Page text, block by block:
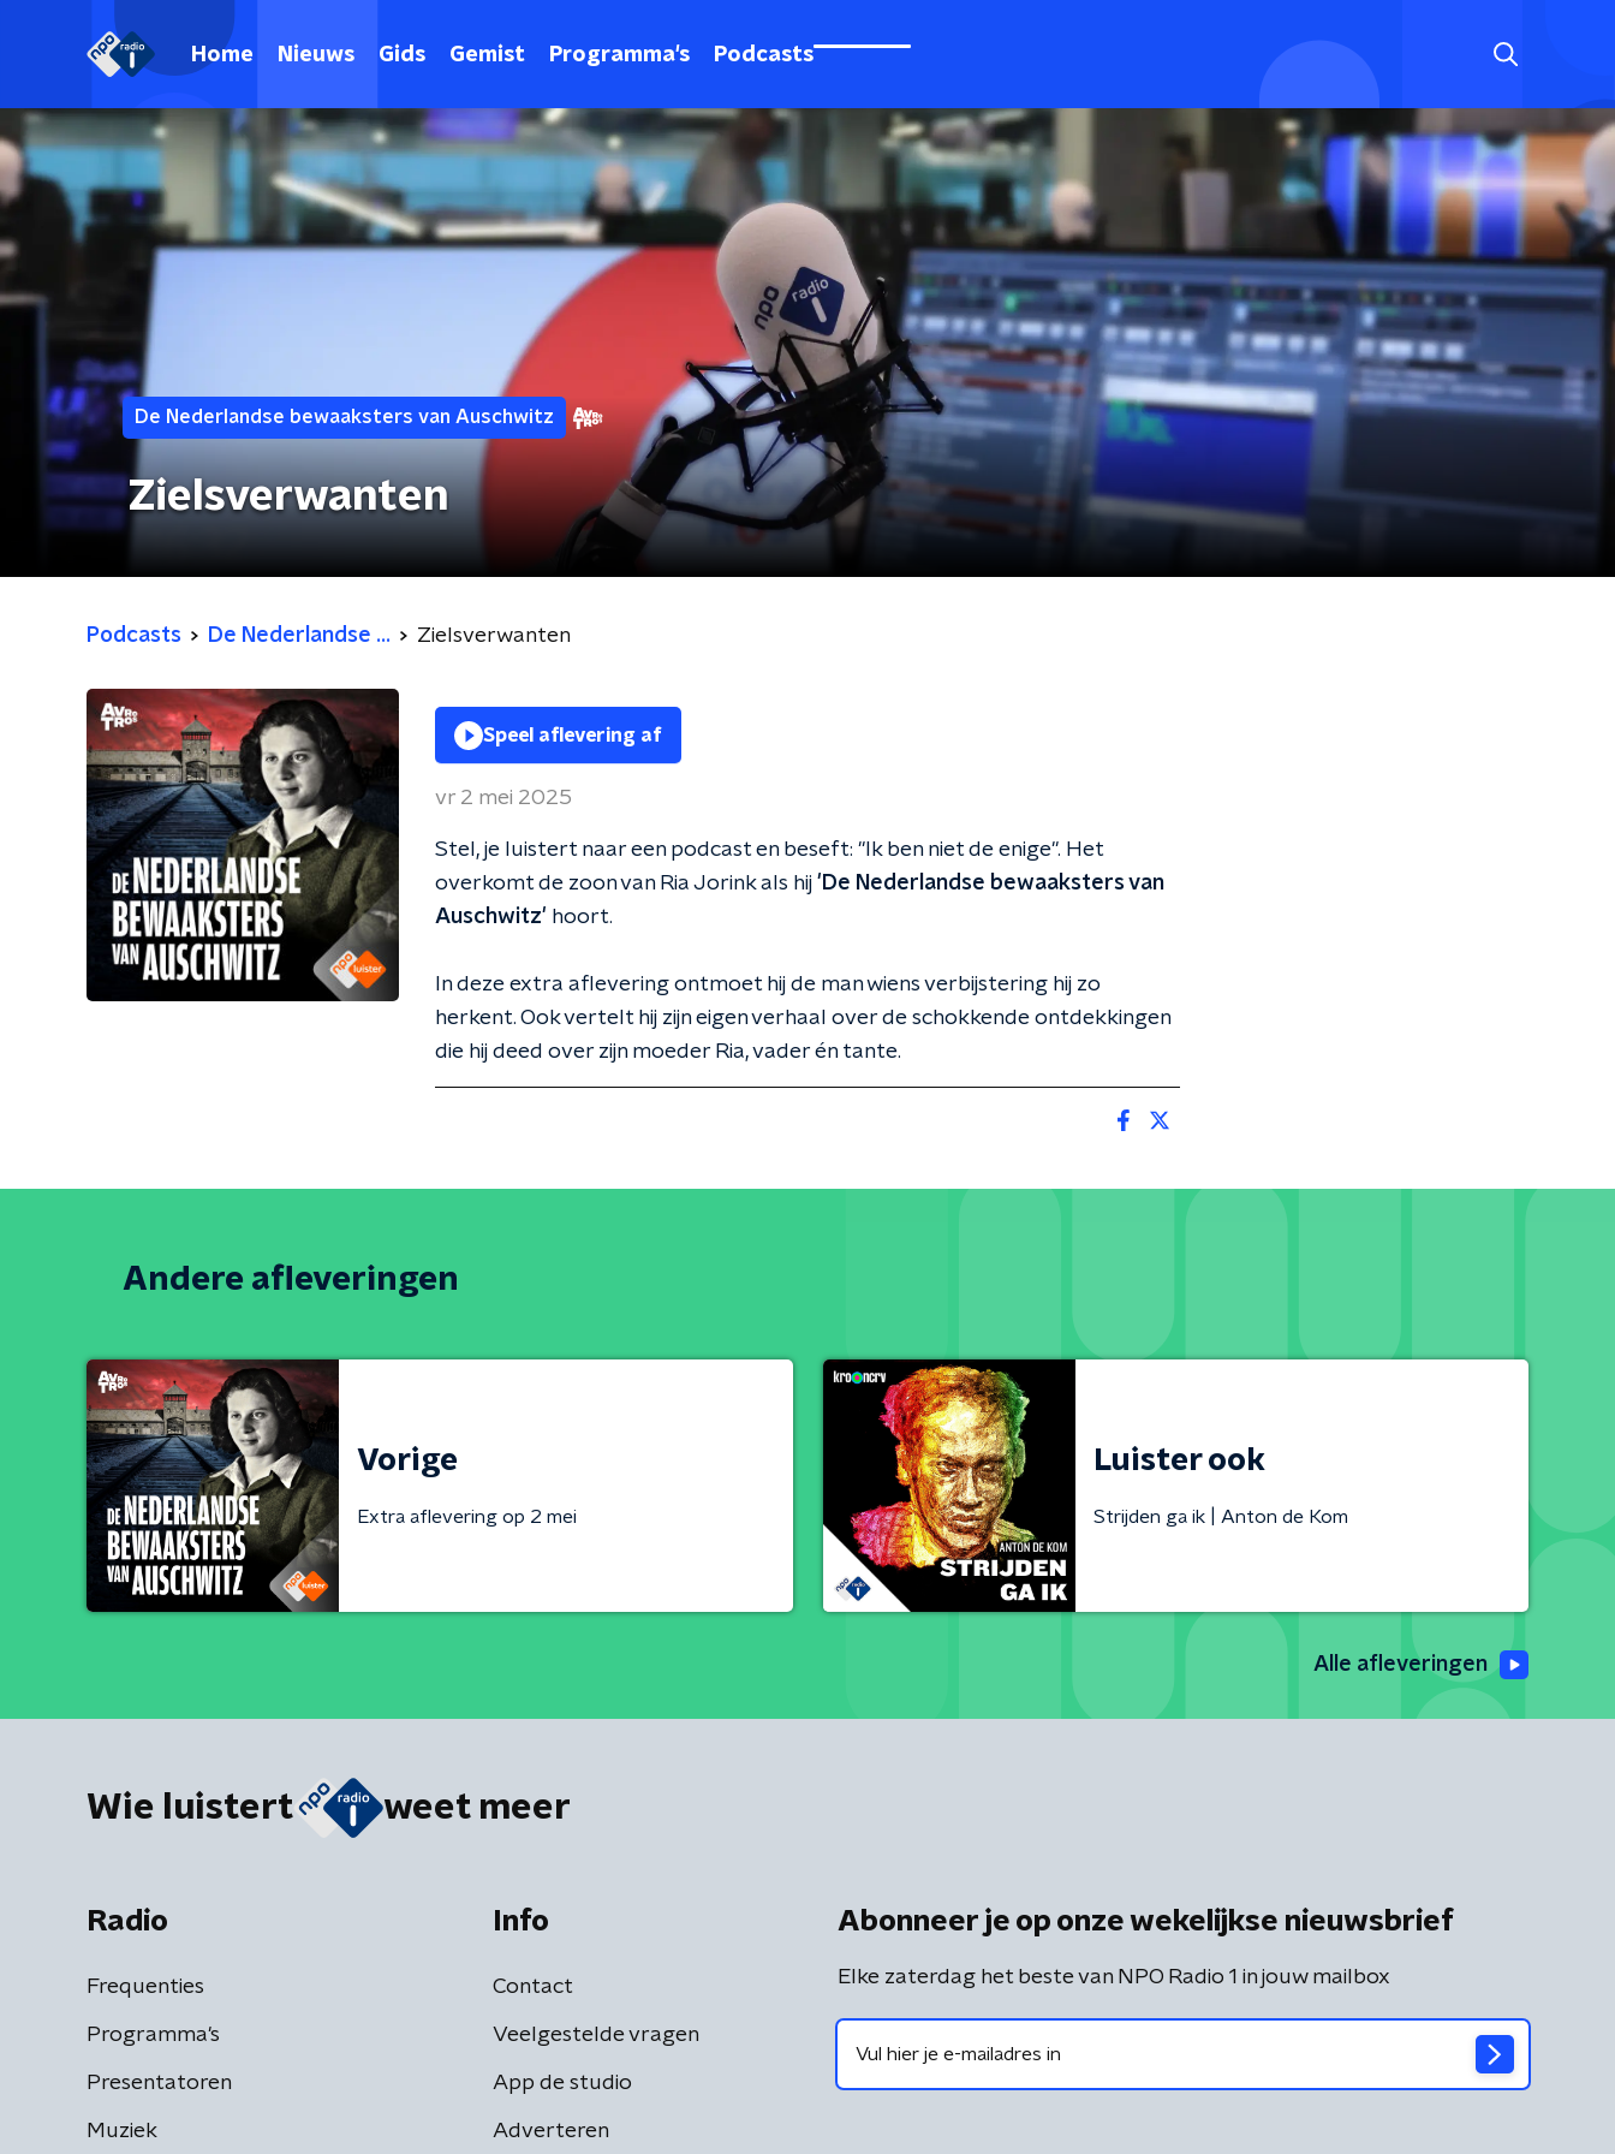
Home Nieuws Gids Gemist Programma's Podcasts
De Nederlandse bewaaksters van Auschwitz
Zielsverwanten
Podcasts De Nederlandse ... Zielsverwanten
Speel aflevering af
vr 2 mei 2025
Stel, je luistert naar een podcast en beseft: "Ik ben niet de enige". Het
overkomt de zoon van Ria Jorink als hij 'De Nederlandse bewaaksters van
Auschwitz' hoort.
In deze extra aflevering ontmoet hij de man wiens verbijstering hij zo
herkent. Ook vertelt hij zijn eigen verhaal over de schokkende ontdekkingen
die hij deed over zijn moeder Ria, vader én tante.
Andere afleveringen
Vorige
Extra aflevering op 2 mei
Luister ook
Strijden ga ik | Anton de Kom
Alle afleveringen
Wie luistert weet meer
Radio
Frequenties
Programma's
Presentatoren
Muziek
Info
Contact
Veelgestelde vragen
App de studio
Adverteren
Abonneer je op onze wekelijkse nieuwsbrief
Elke zaterdag het beste van NPO Radio 1 in jouw mailbox